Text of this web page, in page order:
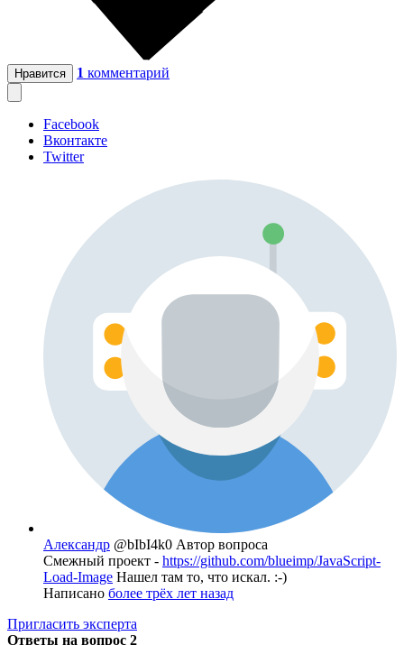
Нравится 1 комментарий
Facebook
Вконтакте
Twitter
Александр @bIbI4k0 Автор вопроса
Смежный проект - https://github.com/blueimp/JavaScript-
Load-Image Нашел там то, что искал. :-)
Написано более трёх лет назад
Пригласить эксперта
Ответы на вопрос 2